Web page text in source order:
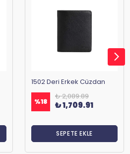
1502 Deri Erkek Cüzdan
%18
₺ 2,089.89
₺ 1,709.91
SEPETE EKLE